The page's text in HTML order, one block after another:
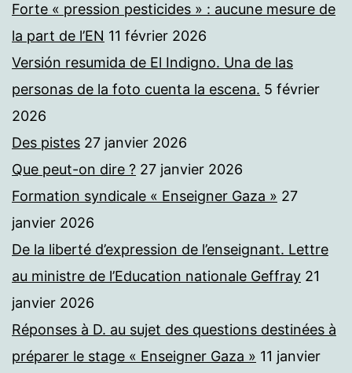
Forte « pression pesticides » : aucune mesure de
la part de l’EN 11 février 2026
Versión resumida de El Indigno. Una de las
personas de la foto cuenta la escena. 5 février
2026
Des pistes 27 janvier 2026
Que peut-on dire ? 27 janvier 2026
Formation syndicale « Enseigner Gaza » 27
janvier 2026
De la liberté d’expression de l’enseignant. Lettre
au ministre de l’Education nationale Geffray 21
janvier 2026
Réponses à D. au sujet des questions destinées à
préparer le stage « Enseigner Gaza » 11 janvier